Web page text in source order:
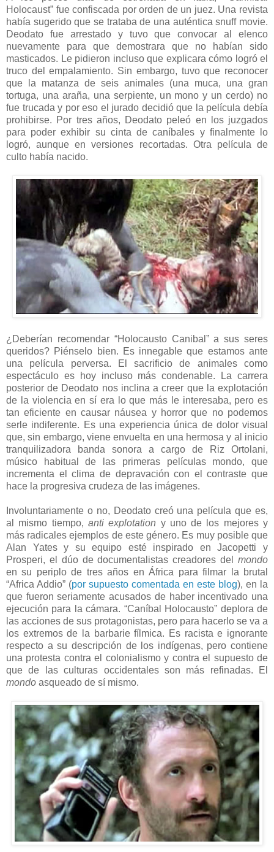
Holocaust” fue confiscada por orden de un juez. Una revista
había sugerido que se trataba de una auténtica snuff movie.
Deodato fue arrestado y tuvo que convocar al elenco
nuevamente para que demostrara que no habían sido
masticados. Le pidieron incluso que explicara cómo logró el
truco del empalamiento. Sin embargo, tuvo que reconocer
que la matanza de seis animales (una muca, una gran
tortuga, una araña, una serpiente, un mono y un cerdo) no
fue trucada y por eso el jurado decidió que la película debía
prohibirse. Por tres años, Deodato peleó en los juzgados
para poder exhibir su cinta de caníbales y finalmente lo
logró, aunque en versiones recortadas. Otra película de
culto había nacido.
¿Deberían recomendar “Holocausto Canibal” a sus seres
queridos? Piénselo bien. Es innegable que estamos ante
una película perversa. El sacrificio de animales como
espectáculo es hoy incluso más condenable. La carrera
posterior de Deodato nos inclina a creer que la explotación
de la violencia en sí era lo que más le interesaba, pero es
tan eficiente en causar náusea y horror que no podemos
serle indiferente. Es una experiencia única de dolor visual
que, sin embargo, viene envuelta en una hermosa y al inicio
tranquilizadora banda sonora a cargo de Riz Ortolani,
músico habitual de las primeras películas mondo, que
incrementa el clima de depravación con el contraste que
hace la progresiva crudeza de las imágenes.
Involuntariamente o no, Deodato creó una película que es,
al mismo tiempo, anti explotation y uno de los mejores y
más radicales ejemplos de este género. Es muy posible que
Alan Yates y su equipo esté inspirado en Jacopetti y
Prosperi, el dúo de documentalistas creadores del mondo
en su periplo de tres años en África para filmar la brutal
“Africa Addio” (por supuesto comentada en este blog), en la
que fueron seriamente acusados de haber incentivado una
ejecución para la cámara. “Caníbal Holocausto” deplora de
las acciones de sus protagonistas, pero para hacerlo se va a
los extremos de la barbarie fílmica. Es racista e ignorante
respecto a su descripción de los indígenas, pero contiene
una protesta contra el colonialismo y contra el supuesto de
que de las culturas occidentales son más refinadas. El
mondo asqueado de sí mismo.